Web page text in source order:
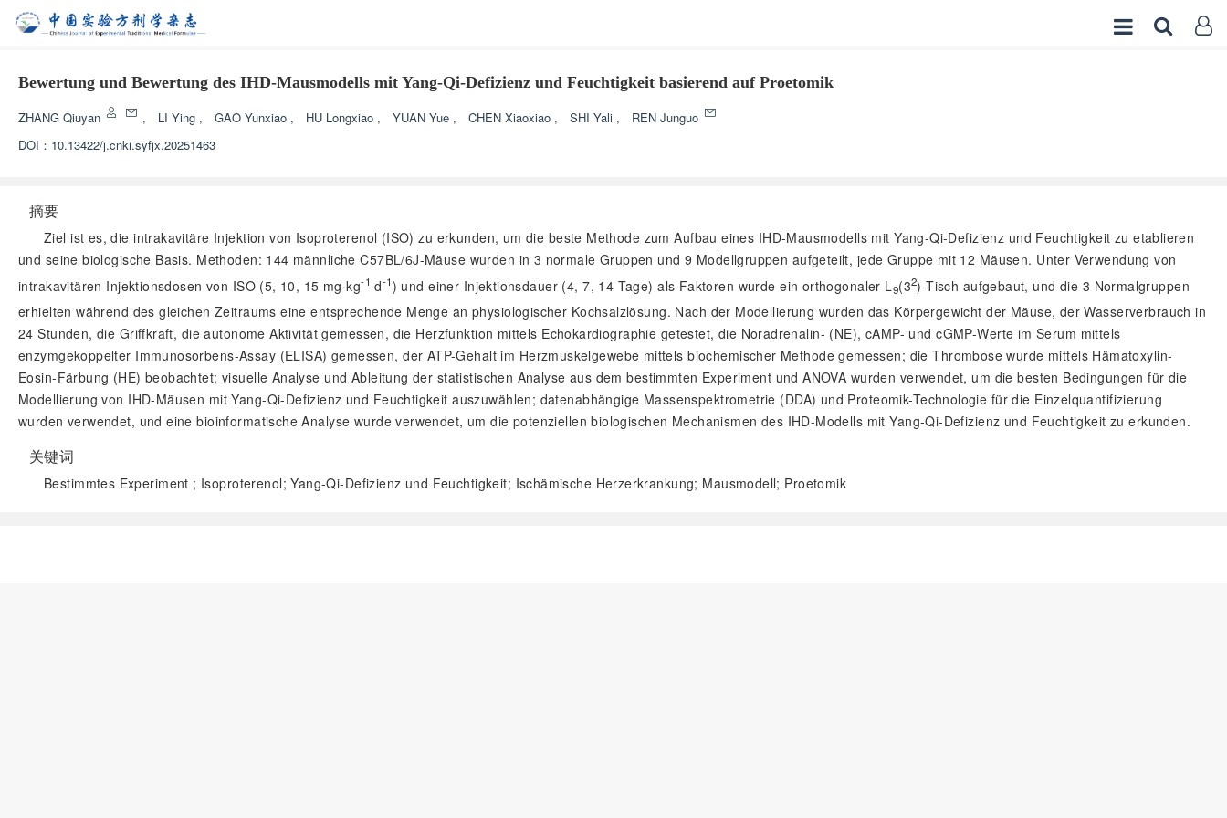
Bewertung und Bewertung des IHD-Mausmodells mit Yang-Qi-Defizienz und Feuchtigkeit basierend auf Proetomik
ZHANG Qiuyan , LI Ying , GAO Yunxiao , HU Longxiao , YUAN Yue , CHEN Xiaoxiao , SHI Yali ,
REN Junguo
DOI： 10.13422/j.cnki.syfjx.20251463
摘要
Ziel ist es, die intrakavitäre Injektion von Isoproterenol (ISO) zu erkunden, um die beste Methode zum Aufbau eines IHD-Mausmodells mit Yang-Qi-Defizienz und Feuchtigkeit zu etablieren
und seine biologische Basis. Methoden: 144 männliche C57BL/6J-Mäuse wurden in 3 normale Gruppen und 9 Modellgruppen aufgeteilt, jede Gruppe mit 12 Mäusen. Unter Verwendung von
intrakavitären Injektionsdosen von ISO (5, 10, 15 mg·kg-1·d-1) und einer Injektionsdauer (4, 7, 14 Tage) als Faktoren wurde ein orthogonaler L9(32)-Tisch aufgebaut, und die 3 Normalgruppen
erhielten während des gleichen Zeitraums eine entsprechende Menge an physiologischer Kochsalzlösung. Nach der Modellierung wurden das Körpergewicht der Mäuse, der Wasserverbrauch in
24 Stunden, die Griffkraft, die autonome Aktivität gemessen, die Herzfunktion mittels Echokardiographie getestet, die Noradrenalin- (NE), cAMP- und cGMP-Werte im Serum mittels
enzymgekoppelter Immunosorbens-Assay (ELISA) gemessen, der ATP-Gehalt im Herzmuskelgewebe mittels biochemischer Methode gemessen; die Thrombose wurde mittels Hämatoxylin-
Eosin-Färbung (HE) beobachtet; visuelle Analyse und Ableitung der statistischen Analyse aus dem bestimmten Experiment und ANOVA wurden verwendet, um die besten Bedingungen für die
Modellierung von IHD-Mäusen mit Yang-Qi-Defizienz und Feuchtigkeit auszuwählen; datenabhängige Massenspektrometrie (DDA) und Proteomik-Technologie für die Einzelquantifizierung
wurden verwendet, und eine bioinformatische Analyse wurde verwendet, um die potenziellen biologischen Mechanismen des IHD-Modells mit Yang-Qi-Defizienz und Feuchtigkeit zu erkunden.
关键词
Bestimmtes Experiment ; Isoproterenol; Yang-Qi-Defizienz und Feuchtigkeit; Ischämische Herzerkrankung; Mausmodell; Proetomik